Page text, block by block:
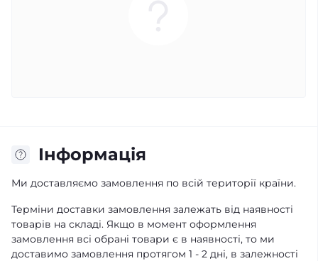
Iнформація
Ми доставляємо замовлення по всій території країни.
Терміни доставки замовлення залежать від наявності
товарів на складі. Якщо в момент оформлення
замовлення всі обрані товари є в наявності, то ми
доставимо замовлення протягом 1 - 2 дні, в залежності